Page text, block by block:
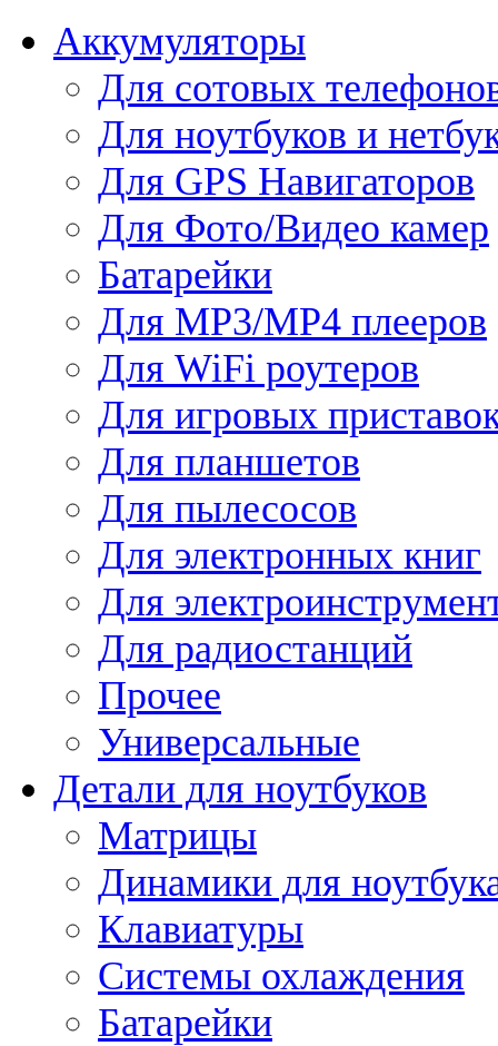
Аккумуляторы
Для сотовых
Для ноутбуков и
Для GPS Навигаторов
Для Фото/Видео камер
Батарейки
Для MP3/MP4 плееров
Для WiFi роутеров
Для игровых
Для планшетов
Для пылесосов
Для электронных книг
Для
Для радиостанций
Прочее
Универсальные
Детали для ноутбуков
Матрицы
Динамики для
Клавиатуры
Системы охлаждения
Батарейки